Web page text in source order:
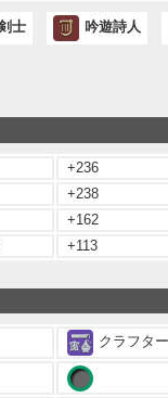
士 吟遊詩人
+236
+238
+162
+113
クラフタ